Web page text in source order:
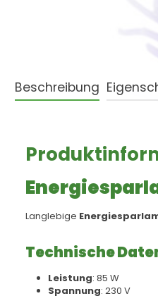
Beschreibung
Langlebige
Technische
Leistung: 85 W
Spannung: 230 V